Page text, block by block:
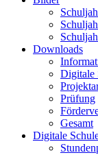
Downloads
Digitale
Prüfung
Gesamt
Digitale